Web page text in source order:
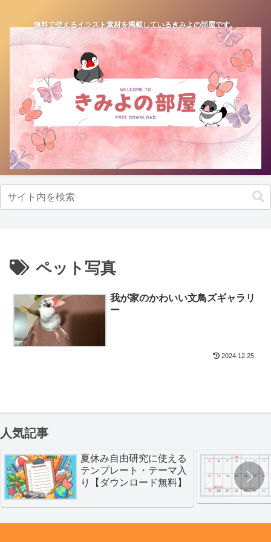
無料で使えるイラスト素材を掲載しているきみよの部屋です。
ペット写真
我が家のかわいい文鳥ズギャラリ
ー
2024.12.25
人気記事
夏休み自由研究に使える
テンプレート・テーマ入
り【ダウンロード無料】